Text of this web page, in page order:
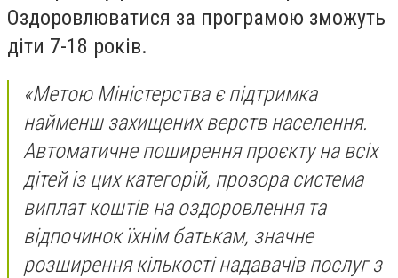
Оздоровлюватися за програмою зможуть
діти 7-18 років.
«Метою Міністерства є підтримка
найменш захищених верств населення.
Автоматичне поширення проєкту на всіх
дітей із цих категорій, прозора система
виплат коштів на оздоровлення та
відпочинок їхнім батькам, значне
розширення кількості надавачів послуг з